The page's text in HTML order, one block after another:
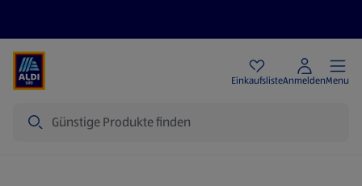
EinkaufslisteAnmeldenMenu